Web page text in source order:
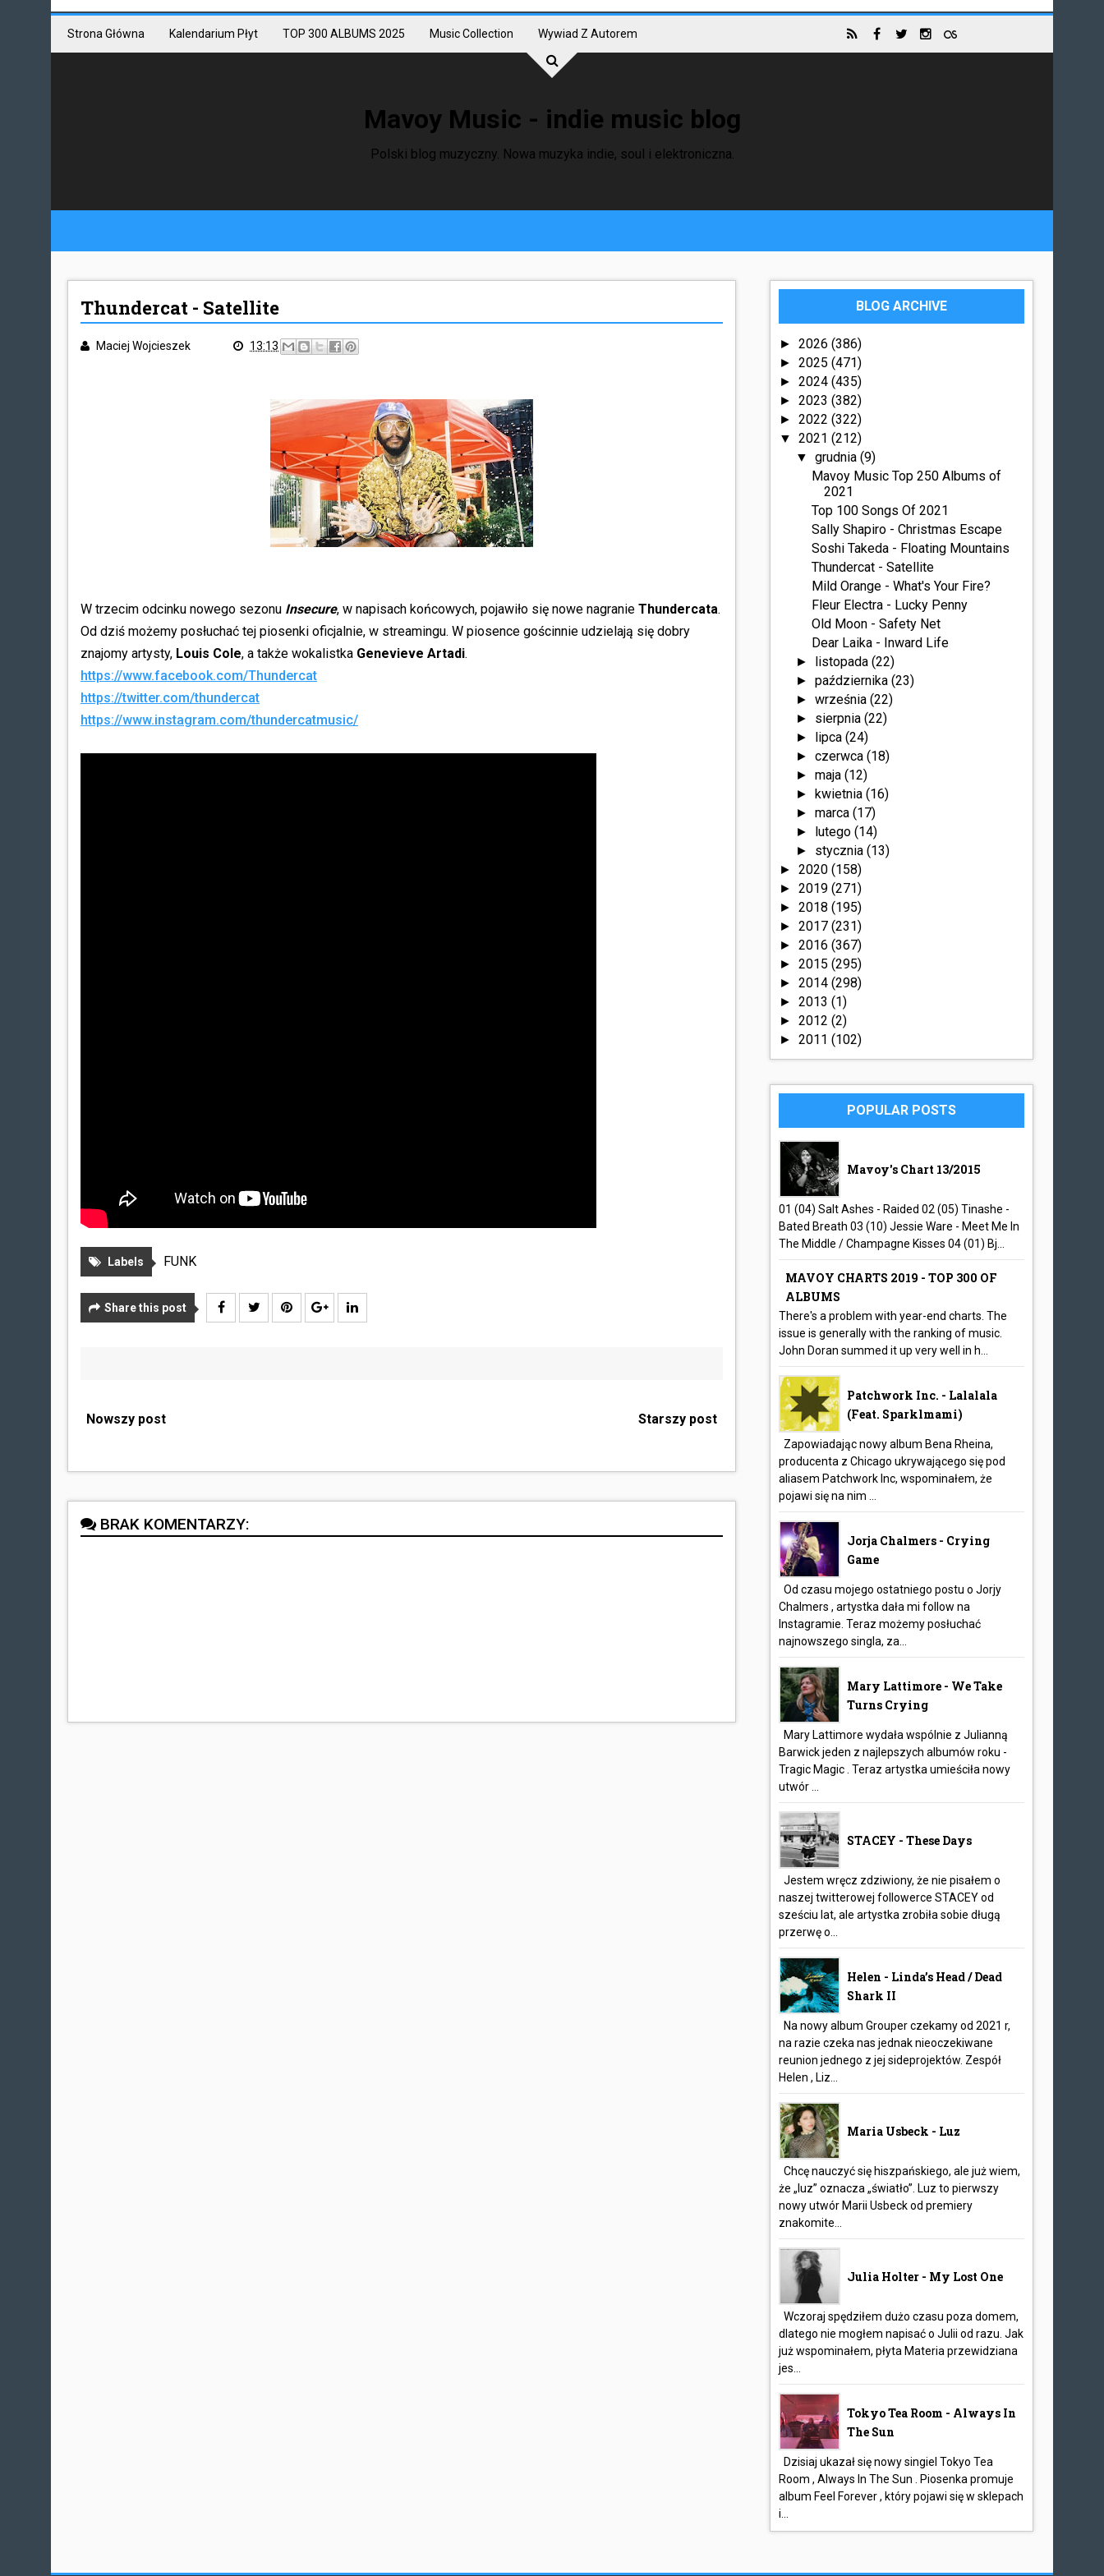
Strona Główna Kalendarium Płyt TOP 300 ALBUMS 2025 Music Collection Wywiad Z Autorem
Mavoy Music - indie music blog
Polski blog muzyczny. Nowa muzyka indie, soul i elektroniczna.
Thundercat - Satellite
Maciej Wojcieszek 13:13
W trzecim odcinku nowego sezonu Insecure, w napisach końcowych, pojawiło się nowe nagranie Thundercata.
Od dziś możemy posłuchać tej piosenki oficjalnie, w streamingu. W piosence gościnnie udzielają się dobry
znajomy artysty, Louis Cole, a także wokalistka Genevieve Artadi.
https://www.facebook.com/Thundercat
https://twitter.com/thundercat
https://www.instagram.com/thundercatmusic/
Labels FUNK
Share this post
Nowszy post Starszy post
BRAK KOMENTARZY:
BLOG ARCHIVE
►2026(386)
►2025(471)
►2024(435)
►2023(382)
►2022(322)
▼2021(212)
▼ grudnia (9)
Mavoy Music Top 250 Albums of
2021
Top 100 Songs Of 2021
Sally Shapiro - Christmas Escape
Soshi Takeda - Floating Mountains
Thundercat - Satellite
Mild Orange - What's Your Fire?
Fleur Electra - Lucky Penny
Old Moon - Safety Net
Dear Laika - Inward Life
► listopada (22)
► października (23)
► września (22)
► sierpnia (22)
► lipca (24)
► czerwca (18)
► maja (12)
► kwietnia (16)
► marca (17)
► lutego (14)
► stycznia (13)
►2020(158)
►2019(271)
►2018(195)
►2017(231)
►2016(367)
►2015(295)
►2014(298)
►2013(1)
►2012(2)
►2011(102)
POPULAR POSTS
Mavoy's Chart 13/2015
01 (04) Salt Ashes - Raided 02 (05) Tinashe -
Bated Breath 03 (10) Jessie Ware - Meet Me In
The Middle / Champagne Kisses 04 (01) Bj...
MAVOY CHARTS 2019 - TOP 300 OF
ALBUMS
There's a problem with year-end charts. The
issue is generally with the ranking of music.
John Doran summed it up very well in h...
Patchwork Inc. - Lalalala
(feat. Sparklmami)
Zapowiadając nowy album Bena Rheina,
producenta z Chicago ukrywającego się pod
aliasem Patchwork Inc, wspominałem, że
pojawi się na nim ...
Jorja Chalmers - Crying
Game
Od czasu mojego ostatniego postu o Jorjy
Chalmers , artystka dała mi follow na
Instagramie. Teraz możemy posłuchać
najnowszego singla, za...
Mary Lattimore - We Take
Turns Crying
Mary Lattimore wydała wspólnie z Julianną
Barwick jeden z najlepszych albumów roku -
Tragic Magic . Teraz artystka umieściła nowy
utwór ...
STACEY - These Days
Jestem wręcz zdziwiony, że nie pisałem o
naszej twitterowej followerce STACEY od
sześciu lat, ale artystka zrobiła sobie długą
przerwę o...
Helen - Linda’s Head / Dead
Shark II
Na nowy album Grouper czekamy od 2021 r,
na razie czeka nas jednak nieoczekiwane
reunion jednego z jej sideprojektów. Zespół
Helen , Liz...
Maria Usbeck - Luz
Chcę nauczyć się hiszpańskiego, ale już wiem,
że „luz” oznacza „światło”. Luz to pierwszy
nowy utwór Marii Usbeck od premiery
znakomite...
Julia Holter - My Lost One
Wczoraj spędziłem dużo czasu poza domem,
dlatego nie mogłem napisać o Julii od razu. Jak
już wspominałem, płyta Materia przewidziana
jes...
Tokyo Tea Room - Always In
The Sun
Dzisiaj ukazał się nowy singiel Tokyo Tea
Room , Always In The Sun . Piosenka promuje
album Feel Forever , który pojawi się w sklepach
i...